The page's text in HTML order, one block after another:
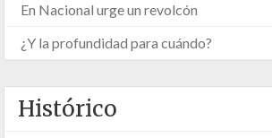
En Nacional urge un revolcón
¿Y la profundidad para cuándo?
Histórico